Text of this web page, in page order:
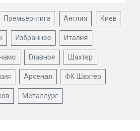
Премьер-лига Англия Киев
Избранное Италия
Главное Шахтер
Арсенал ФК Шахтер
Металлург